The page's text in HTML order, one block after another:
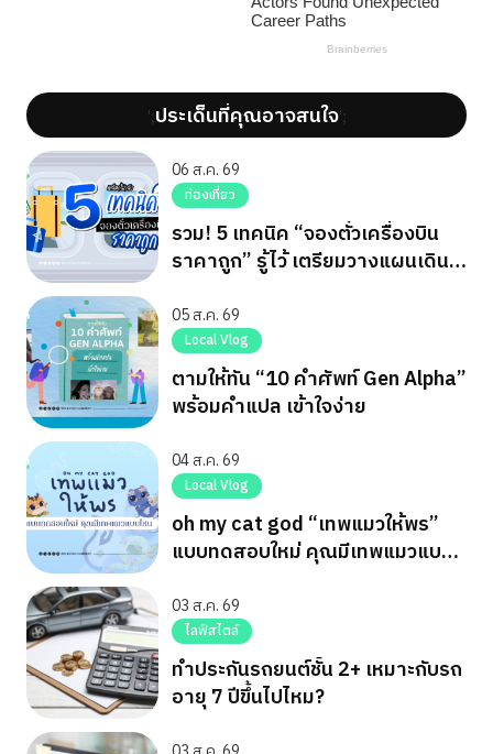
';ประเด็นที่คุณอาจสนใจ';
06 ส.ค. 69
ท่องเที่ยว
รวม! 5 เทคนิค “จองตั๋วเครื่องบิน
ราคาถูก” รู้ไว้ เตรียมวางแผนเดิน
05 ส.ค. 69
Local Vlog
ตามให้ทัน “10 คำศัพท์ Gen Alpha”
พร้อมคำแปล เข้าใจง่าย
04 ส.ค. 69
Local Vlog
oh my cat god “เทพแมวให้พร”
แบบทดสอบใหม่ คุณมีเทพแมวแบบ
03 ส.ค. 69
ไลฟ์สไตล์
ทำประกันรถยนต์ชั้น 2+ เหมาะกับรถ
อายุ 7 ปีขึ้นไปไหม?